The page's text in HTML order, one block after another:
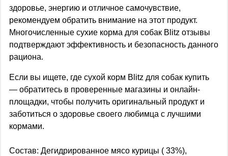
здоровье, энергию и отличное самочувствие,
рекомендуем обратить внимание на этот продукт.
Многочисленные сухие корма для собак Blitz отзывы
подтверждают эффективность и безопасность данного
рациона.
Если вы ищете, где сухой корм Blitz для собак купить
— обратитесь в проверенные магазины и онлайн-
площадки, чтобы получить оригинальный продукт и
заботиться о здоровье своего любимца с лучшими
кормами.
Состав: Дегидрированное мясо курицы ( 33%),